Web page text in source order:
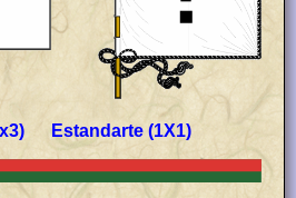
Estandarte (1X1)